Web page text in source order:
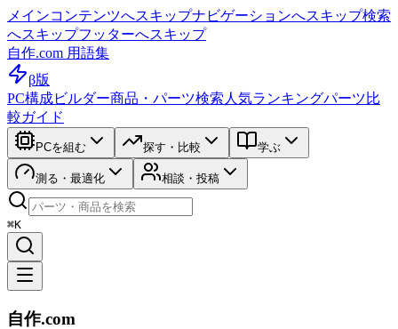
メインコンテンツへスキップナビゲーションへスキップ検索
へスキップフッターへスキップ
自作.com 用語集
β版
PC構成ビルダー商品・パーツ検索 人気ランキングパーツ比
較ガイド
PCを組む 探す・比較 学ぶ
測る・最適化 相談・投稿
⌘K
自作.com